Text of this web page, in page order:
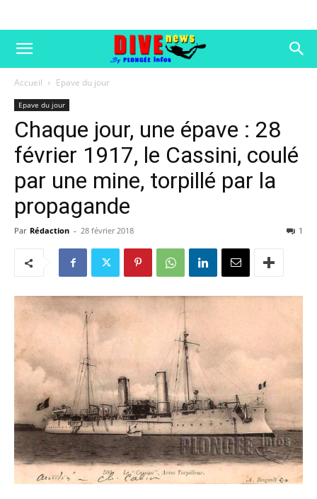
Accueil Epave du jour
Epave du jour
Chaque jour, une épave : 28
février 1917, le Cassini, coulé
par une mine, torpillé par la
propagande
Par Rédaction - 28 février 2018 1